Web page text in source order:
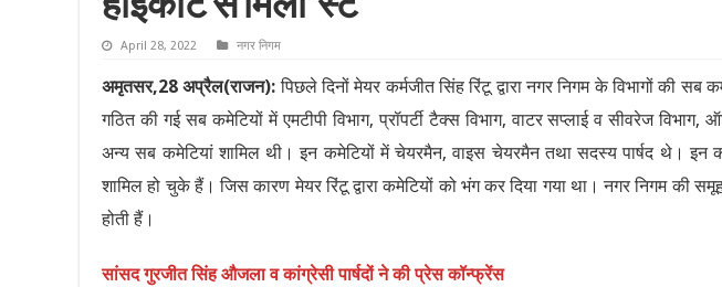
हाईकोर्ट से मिला स्टे
April 28, 2022 नगर निगम
अमृतसर,28 अप्रैल(राजन):पिछले दिनों मेयर कर्मजीत सिंह रिंटू द्वारा नगर निगम के विभागों की
गठित की गई सब कमेटियों में एमटीपी विभाग, प्रॉपर्टी टैक्स विभाग, वाटर सप्लाई व सीवरेज विभाग,
अन्य सब कमेटियां शामिल थी। इन कमेटियों में चेयरमैन, वाइस चेयरमैन तथा सदस्य पार्षद थे। इन
शामिल हो चुके हैं। जिस कारण मेयर रिंटू द्वारा कमेटियों को भंग कर दिया गया था। नगर निगम की
होती हैं।
सांसद गुरजीत सिंह औजला व कांग्रेसी पार्षदों ने की प्रेस कॉन्फ्रेंस